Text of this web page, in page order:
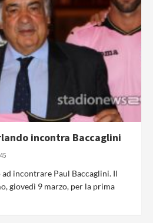
incontra Baccaglini
incontrare Paul Baccaglini. Il
giovedì 9 marzo, per la prima